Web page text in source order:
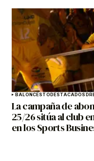
BALONCESTODESTACADOS
La campaña de
25/26 sitúa al club
en los Sports